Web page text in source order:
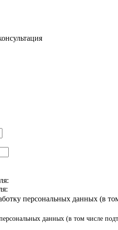
персональных данных (в
данных (в том числе